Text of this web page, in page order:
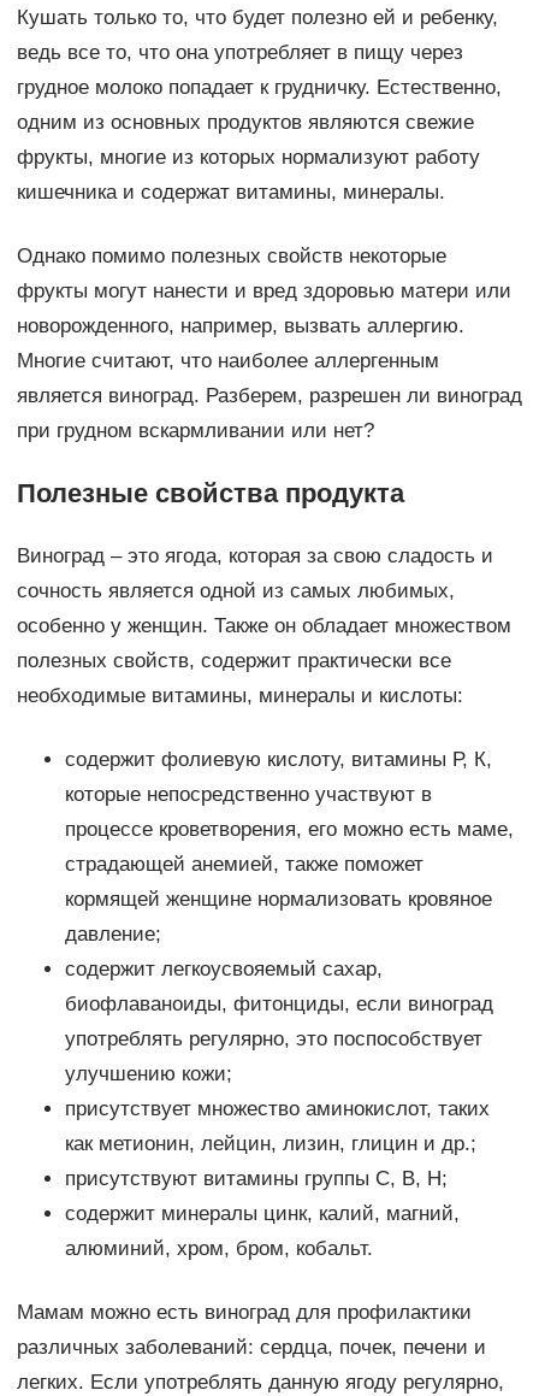
Кушать только то, что будет полезно ей и ребенку,
ведь все то, что она употребляет в пищу через
грудное молоко попадает к грудничку. Естественно,
одним из основных продуктов являются свежие
фрукты, многие из которых нормализуют работу
кишечника и содержат витамины, минералы.
Однако помимо полезных свойств некоторые
фрукты могут нанести и вред здоровью матери или
новорожденного, например, вызвать аллергию.
Многие считают, что наиболее аллергенным
является виноград. Разберем, разрешен ли виноград
при грудном вскармливании или нет?
Полезные свойства продукта
Виноград – это ягода, которая за свою сладость и
сочность является одной из самых любимых,
особенно у женщин. Также он обладает множеством
полезных свойств, содержит практически все
необходимые витамины, минералы и кислоты:
содержит фолиевую кислоту, витамины Р, К,
которые непосредственно участвуют в
процессе кроветворения, его можно есть маме,
страдающей анемией, также поможет
кормящей женщине нормализовать кровяное
давление;
содержит легкоусвояемый сахар,
биофлаваноиды, фитонциды, если виноград
употреблять регулярно, это поспособствует
улучшению кожи;
присутствует множество аминокислот, таких
как метионин, лейцин, лизин, глицин и др.;
присутствуют витамины группы C, B, H;
содержит минералы цинк, калий, магний,
алюминий, хром, бром, кобальт.
Мамам можно есть виноград для профилактики
различных заболеваний: сердца, почек, печени и
легких. Если употреблять данную ягоду регулярно,